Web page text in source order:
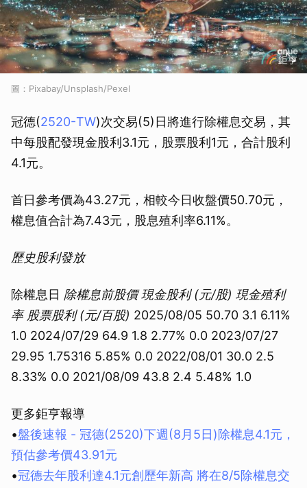
圖：Pixabay/Unsplash/Pexel
冠德(2520-TW)次交易(5)日將進行除權息交易，其
中每股配發現金股利3.1元，股票股利1元，合計股利
4.1元。
首日參考價為43.27元，相較今日收盤價50.70元，
權息值合計為7.43元，股息殖利率6.11%。
歷史股利發放
除權息日 除權息前股價 現金股利 (元/股) 現金殖利
率 股票股利 (元/百股) 2025/08/05 50.70 3.1 6.11%
1.0 2024/07/29 64.9 1.8 2.77% 0.0 2023/07/27
29.95 1.75316 5.85% 0.0 2022/08/01 30.0 2.5
8.33% 0.0 2021/08/09 43.8 2.4 5.48% 1.0
更多鉅亨報導
•盤後速報 - 冠德(2520)下週(8月5日)除權息4.1元，
預估參考價43.91元
•冠德去年股利達4.1元創歷年新高 將在8/5除權息交